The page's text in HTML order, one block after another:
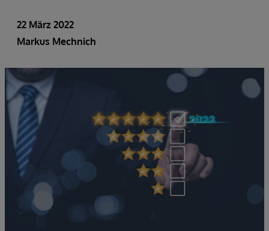
22 März 2022
Markus Mechnich